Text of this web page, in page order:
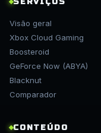
Visão geral
Xbox Cloud Gaming
Boosteroid
GeForce Now (ABYA)
Blacknut
Comparador
CONTEÚDO